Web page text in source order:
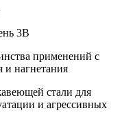
3B
применений с
нагнетания
стали для
и агрессивных